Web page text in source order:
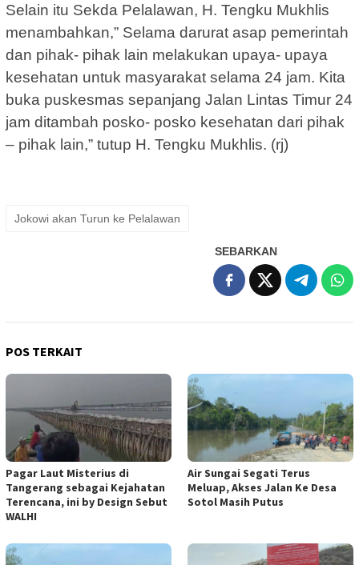
Selain itu Sekda Pelalawan, H. Tengku Mukhlis
menambahkan,” Selama darurat asap pemerintah
dan pihak- pihak lain melakukan upaya- upaya
kesehatan untuk masyarakat selama 24 jam. Kita
buka puskesmas sepanjang Jalan Lintas Timur 24
jam ditambah posko- posko kesehatan dari pihak
– pihak lain,” tutup H. Tengku Mukhlis. (rj)
Jokowi akan Turun ke Pelalawan
SEBARKAN
POS TERKAIT
Pagar Laut Misterius di
Tangerang sebagai Kejahatan
Terencana, ini by Design Sebut
WALHI
Air Sungai Segati Terus
Meluap, Akses Jalan Ke Desa
Sotol Masih Putus